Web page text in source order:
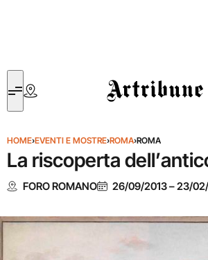
Artribune
HOME›EVENTI E MOSTRE›ROMA›ROMA
La riscoperta
FORO ROMANO 26/09/2013–23/